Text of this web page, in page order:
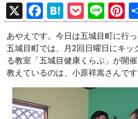
X
F
a
ce
b
o
o
k
H
at
e
n
a
P
o
ck
et
Li
n
e
Pi
er
t
あやえです。今日は五城目町に行っ
五城目町では、月2回日曜日にキッ
る教室「五城目健康くらぶ」が開催
教えているのは、小原祥嵩さんです